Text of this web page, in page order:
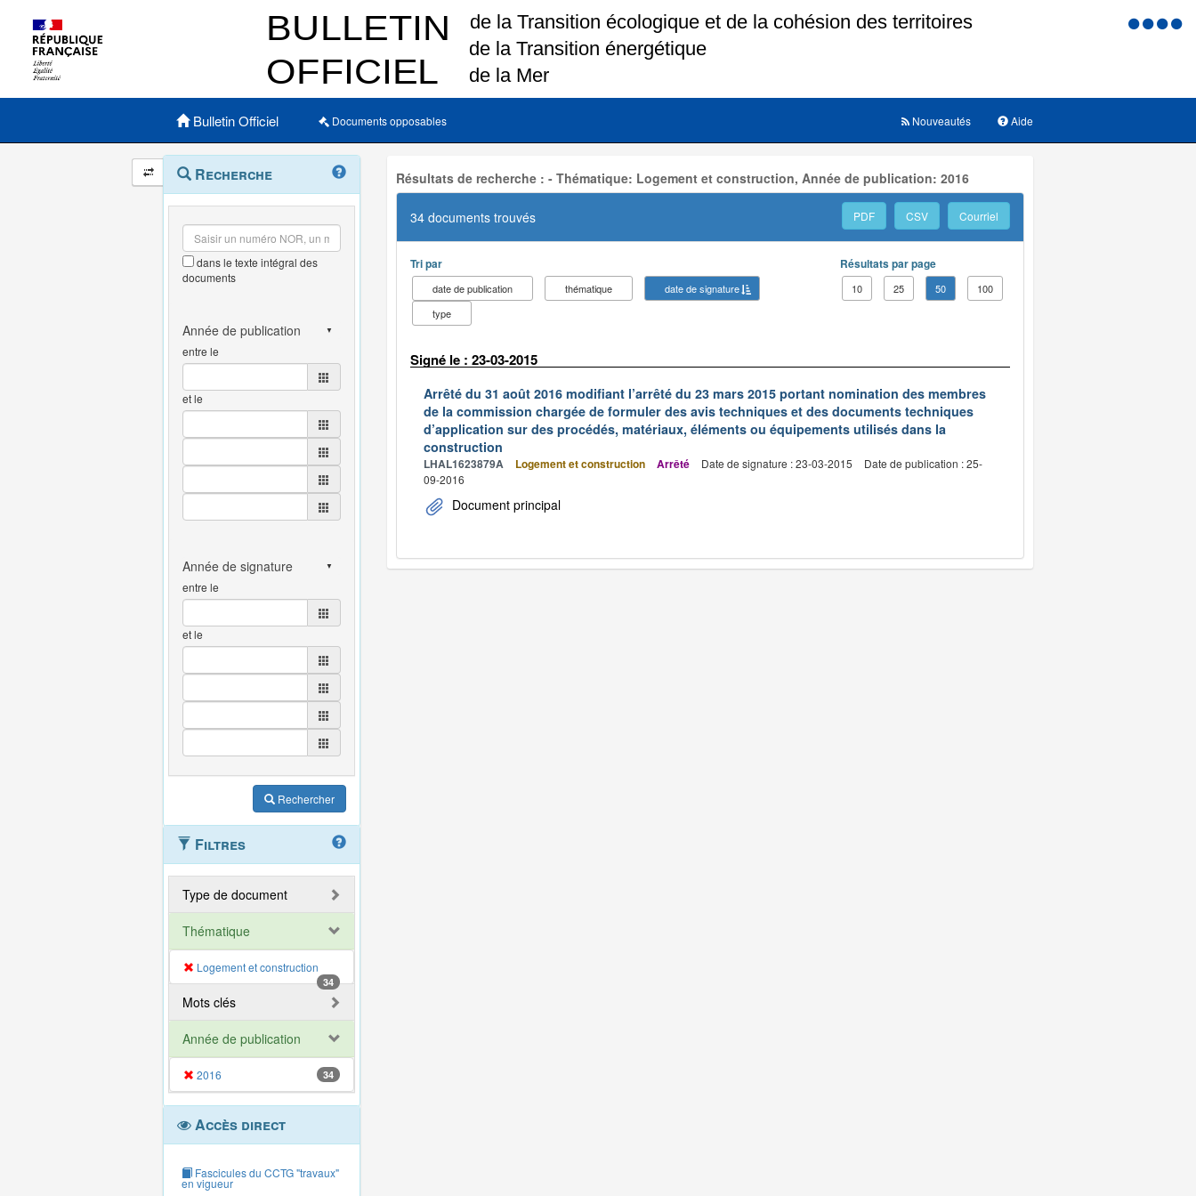
Menu
Menu principal
Bulletin Officiel Documents opposables Aide
Nouveautés
Navigation
et
outils
annexes
Menu
contextuel
Recherche
dans le texte intégral des
documents
entre le
et le
entre le
et le
Rechercher
Filtres
Type de document
Thématique
Logement et construction
34
Mots clés
Année de publication
2016 34
Accès direct
Fascicules du CCTG "travaux"
en vigueur
Résultats de recherche : - Thématique: Logement et construction, Année de publication: 2016
34 documents trouvés PDF CSV Courriel
Tri par
date de publication thématique
date de signature
type
Résultats par page
10 25 50 100
Signé le : 23-03-2015
Arrêté du 31 août 2016 modifiant l’arrêté du 23 mars 2015 portant nomination des membres
de la commission chargée de formuler des avis techniques et des documents techniques
d’application sur des procédés, matériaux, éléments ou équipements utilisés dans la
construction
LHAL1623879A Logement et construction Arrêté Date de signature : 23-03-2015
Date de publication : 25-
09-2016
Document principal